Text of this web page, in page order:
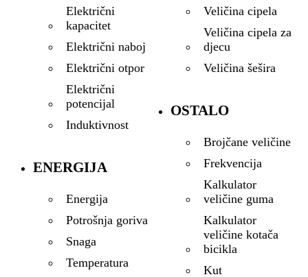
Električni
kapacitet
Električni naboj
Električni otpor
Električni
potencijal
Induktivnost
ENERGIJA
Energija
Potrošnja goriva
Snaga
Temperatura
Veličina cipela
Veličina cipela za
djecu
Veličina šešira
OSTALO
Brojčane veličine
Frekvencija
Kalkulator
veličine guma
Kalkulator
veličine kotača
bicikla
Kut